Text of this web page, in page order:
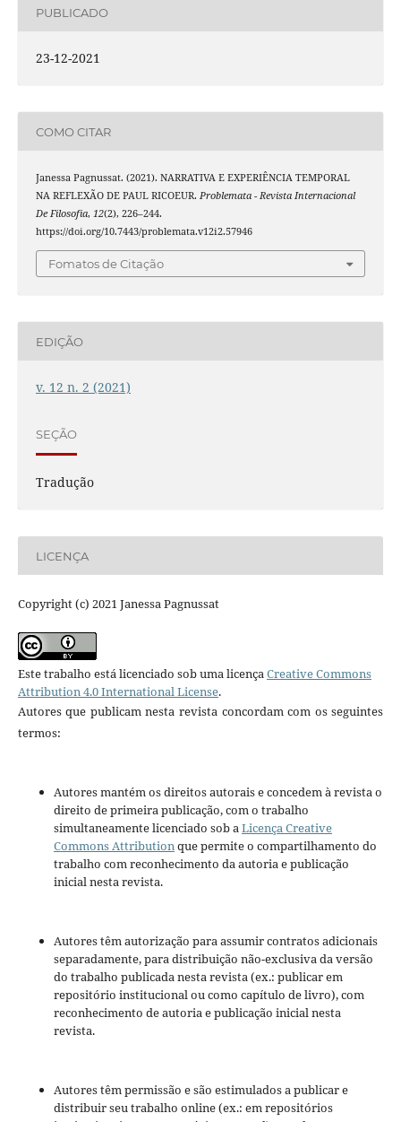
PUBLICADO
23-12-2021
COMO CITAR
Janessa Pagnussat. (2021). NARRATIVA E EXPERIÊNCIA TEMPORAL
NA REFLEXÃO DE PAUL RICOEUR. Problemata - Revista Internacional
De Filosofia, 12(2), 226–244.
https://doi.org/10.7443/problemata.v12i2.57946
Fomatos de Citação
EDIÇÃO
v. 12 n. 2 (2021)
SEÇÃO
Tradução
LICENÇA
Copyright (c) 2021 Janessa Pagnussat
Este trabalho está licenciado sob uma licençaCreative Commons
Attribution 4.0 International License.
Autores que publicam nesta revista concordam com os seguintes
termos:
Autores mantém os direitos autorais e concedem à revista o
direito de primeira publicação, com o trabalho
simultaneamente licenciado sob aLicença Creative
Commons Attributionque permite o compartilhamento do
trabalho com reconhecimento da autoria e publicação
inicial nesta revista.
Autores têm autorização para assumir contratos adicionais
separadamente, para distribuição não-exclusiva da versão
do trabalho publicada nesta revista (ex.: publicar em
repositório institucional ou como capítulo de livro), com
reconhecimento de autoria e publicação inicial nesta
revista.
Autores têm permissão e são estimulados a publicar e
distribuir seu trabalho online (ex.: em repositórios